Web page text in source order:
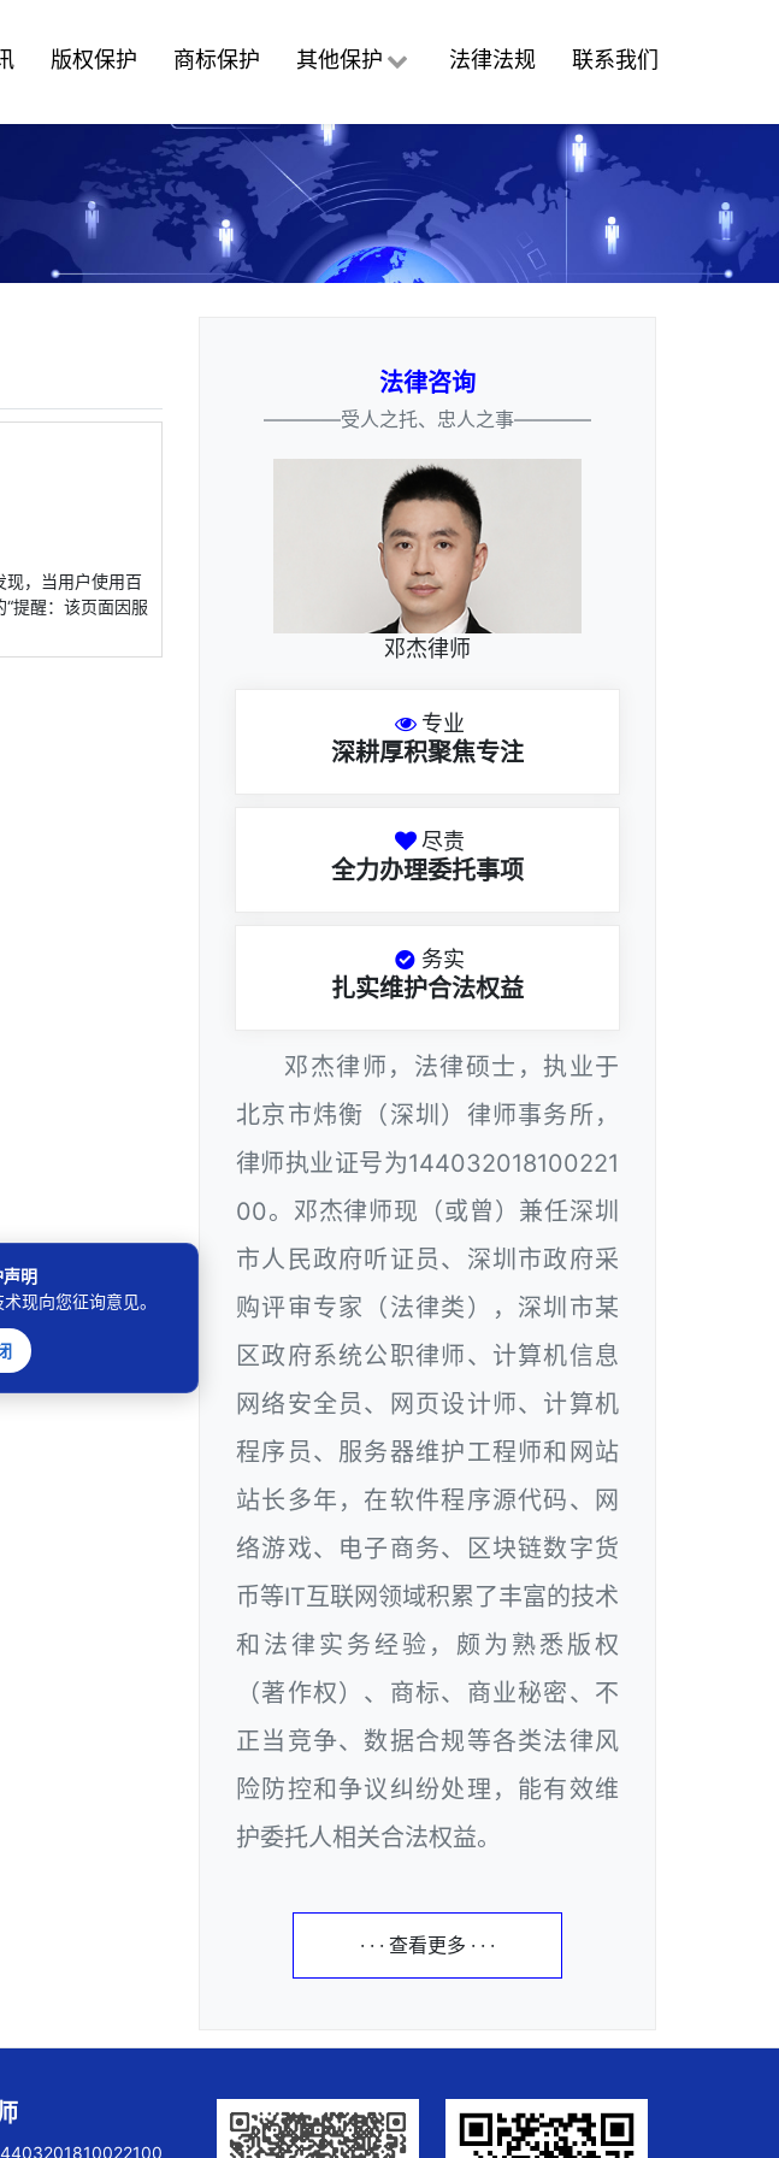
版权保护 商标保护 其他保护 法律法规 联系我们
现，当用户使用百
提醒：该页面因服
法律咨询
————受人之托、忠人之事————
邓杰律师
专业
深耕厚积聚焦专注
尽责
全力办理委托事项
务实
扎实维护合法权益
邓杰律师，法律硕士，执业于
北京市炜衡（深圳）律师事务所，
律师执业证号为144032018100221
00。邓杰律师现（或曾）兼任深圳
市人民政府听证员、深圳市政府采
购评审专家（法律类），深圳市某
区政府系统公职律师、计算机信息
网络安全员、网页设计师、计算机
程序员、服务器维护工程师和网站
站长多年，在软件程序源代码、网
络游戏、电子商务、区块链数字货
币等IT互联网领域积累了丰富的技术
和法律实务经验，颇为熟悉版权
（著作权）、商标、商业秘密、不
正当竞争、数据合规等各类法律风
险防控和争议纠纷处理，能有效维
护委托人相关合法权益。
· · · 查看更多 · · ·
明
现向您征询意见。